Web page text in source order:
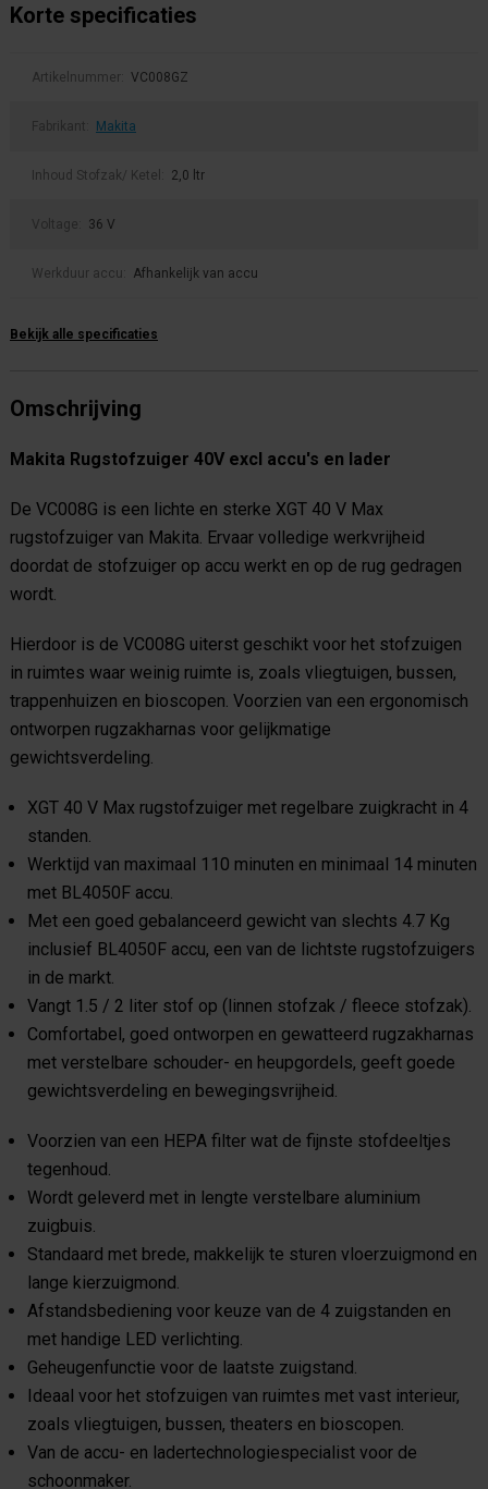
Korte specificaties
Artikelnummer: VC008GZ
Fabrikant: Makita
Inhoud Stofzak/ Ketel: 2,0 ltr
Voltage: 36 V
Werkduur accu: Afhankelijk van accu
Bekijk alle specificaties
Omschrijving
Makita Rugstofzuiger 40V excl accu's en lader
De VC008G is een lichte en sterke XGT 40 V Max
rugstofzuiger van Makita. Ervaar volledige werkvrijheid
doordat de stofzuiger op accu werkt en op de rug gedragen
wordt.
Hierdoor is de VC008G uiterst geschikt voor het stofzuigen
in ruimtes waar weinig ruimte is, zoals vliegtuigen, bussen,
trappenhuizen en bioscopen. Voorzien van een ergonomisch
ontworpen rugzakharnas voor gelijkmatige
gewichtsverdeling.
XGT 40 V Max rugstofzuiger met regelbare zuigkracht in 4
standen.
Werktijd van maximaal 110 minuten en minimaal 14 minuten
met BL4050F accu.
Met een goed gebalanceerd gewicht van slechts 4.7 Kg
inclusief BL4050F accu, een van de lichtste rugstofzuigers
in de markt.
Vangt 1.5 / 2 liter stof op (linnen stofzak / fleece stofzak).
Comfortabel, goed ontworpen en gewatteerd rugzakharnas
met verstelbare schouder- en heupgordels, geeft goede
gewichtsverdeling en bewegingsvrijheid.
Voorzien van een HEPA filter wat de fijnste stofdeeltjes
tegenhoud.
Wordt geleverd met in lengte verstelbare aluminium
zuigbuis.
Standaard met brede, makkelijk te sturen vloerzuigmond en
lange kierzuigmond.
Afstandsbediening voor keuze van de 4 zuigstanden en
met handige LED verlichting.
Geheugenfunctie voor de laatste zuigstand.
Ideaal voor het stofzuigen van ruimtes met vast interieur,
zoals vliegtuigen, bussen, theaters en bioscopen.
Van de accu- en ladertechnologiespecialist voor de
schoonmaker.